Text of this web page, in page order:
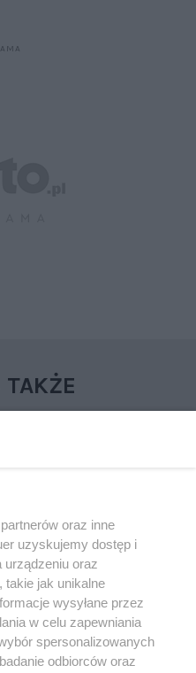
TAKŻE
aut
AKTUALNOŚCI
Norwescy
podjęli strajk
Zwrócenie uwagi
oraz inne
uzyskujemy dostęp i
urządzeniu oraz
takie jak unikalne
wysyłane przez
w celu zapewniania
spersonalizowanych
odbiorców oraz